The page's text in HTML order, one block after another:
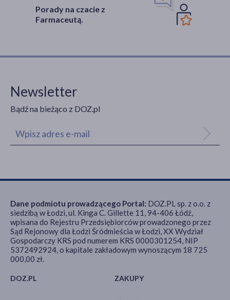
Porady na czacie z
Farmaceutą.
Newsletter
Bądź na bieżąco z DOZ.pl
DOZ.PL ZAKUPY
Dane podmiotu prowadzącego Portal: DOZ.PL sp. z o.o. z
siedzibą w Łodzi, ul. Kinga C. Gillette 11, 94-406 Łódź,
wpisana do Rejestru Przedsiębiorców prowadzonego przez
Sąd Rejonowy dla Łodzi Śródmieścia w Łodzi, XX Wydział
Gospodarczy KRS pod numerem KRS 0000301254, NIP
5372492924, o kapitale zakładowym wynoszącym 18 725
000,00 zł.